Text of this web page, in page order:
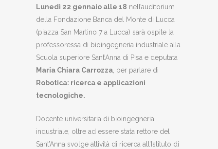
Lunedì 22 gennaio alle 18 nell’auditorium
della Fondazione Banca del Monte di Lucca
(piazza San Martino 7 a Lucca) sarà ospite la
professoressa di bioingegneria industriale alla
Scuola superiore Sant’Anna di Pisa e deputata
Maria Chiara Carrozza, per parlare di
Robotica: ricerca e applicazioni
tecnologiche.
Docente universitaria di bioingegneria
industriale, oltre ad essere stata rettore del
Sant’Anna svolge attività di ricerca all’Istituto di